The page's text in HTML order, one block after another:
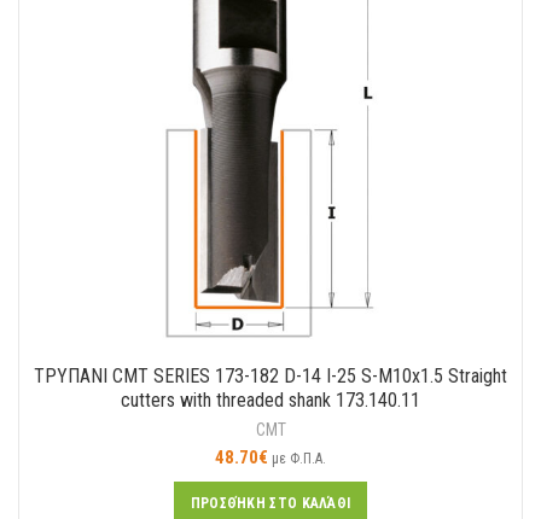
ΤΡΥΠΑΝΙ CMT SERIES 173-182 D-14 I-25 S-M10x1.5 Straight
cutters with threaded shank 173.140.11
CMT
48.70€ με Φ.Π.Α.
ΠΡΟΣΘΉΚΗ ΣΤΟ ΚΑΛΆΘΙ